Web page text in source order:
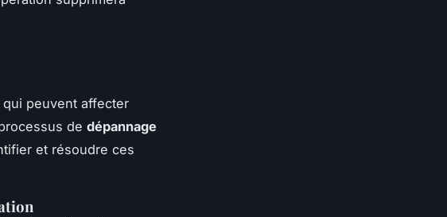
qui peuvent affecter
de dépannage
et résoudre ces